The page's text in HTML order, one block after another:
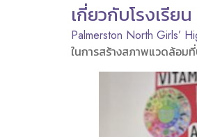
เกี่ยวกับโรงเรียน
Palmerston North Girls’
ในการสร้างสภาพแวดล้อม